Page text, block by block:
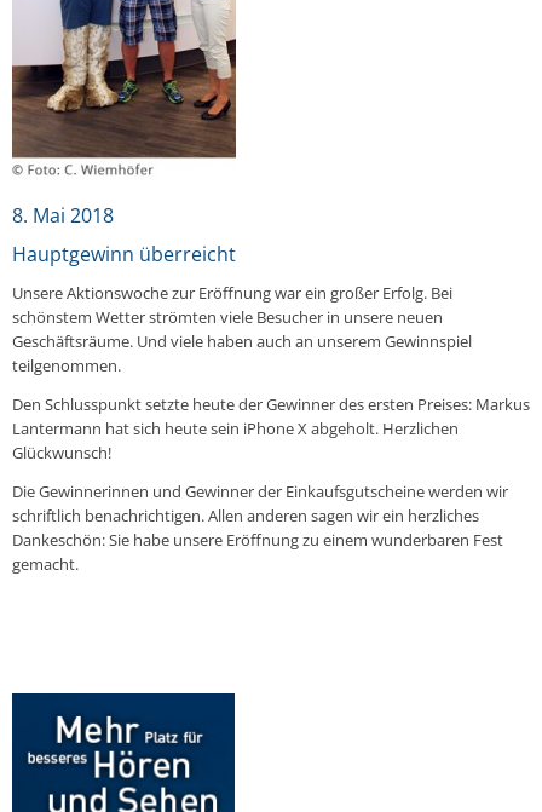
8. Mai 2018
Hauptgewinn überreicht
Unsere Aktionswoche zur Eröffnung war ein großer Erfolg. Bei
schönstem Wetter strömten viele Besucher in unsere neuen
Geschäftsräume. Und viele haben auch an unserem Gewinnspiel
teilgenommen.
Den Schlusspunkt setzte heute der Gewinner des ersten Preises: Markus
Lantermann hat sich heute sein iPhone X abgeholt. Herzlichen
Glückwunsch!
Die Gewinnerinnen und Gewinner der Einkaufsgutscheine werden wir
schriftlich benachrichtigen. Allen anderen sagen wir ein herzliches
Dankeschön: Sie habe unsere Eröffnung zu einem wunderbaren Fest
gemacht.